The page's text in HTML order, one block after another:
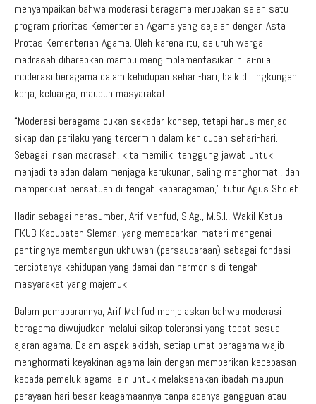
menyampaikan bahwa moderasi beragama merupakan salah satu
program prioritas Kementerian Agama yang sejalan dengan Asta
Protas Kementerian Agama. Oleh karena itu, seluruh warga
madrasah diharapkan mampu mengimplementasikan nilai-nilai
moderasi beragama dalam kehidupan sehari-hari, baik di lingkungan
kerja, keluarga, maupun masyarakat.
“Moderasi beragama bukan sekadar konsep, tetapi harus menjadi
sikap dan perilaku yang tercermin dalam kehidupan sehari-hari.
Sebagai insan madrasah, kita memiliki tanggung jawab untuk
menjadi teladan dalam menjaga kerukunan, saling menghormati, dan
memperkuat persatuan di tengah keberagaman,” tutur Agus Sholeh.
Hadir sebagai narasumber, Arif Mahfud, S.Ag., M.S.I., Wakil Ketua
FKUB Kabupaten Sleman, yang memaparkan materi mengenai
pentingnya membangun ukhuwah (persaudaraan) sebagai fondasi
terciptanya kehidupan yang damai dan harmonis di tengah
masyarakat yang majemuk.
Dalam pemaparannya, Arif Mahfud menjelaskan bahwa moderasi
beragama diwujudkan melalui sikap toleransi yang tepat sesuai
ajaran agama. Dalam aspek akidah, setiap umat beragama wajib
menghormati keyakinan agama lain dengan memberikan kebebasan
kepada pemeluk agama lain untuk melaksanakan ibadah maupun
perayaan hari besar keagamaannya tanpa adanya gangguan atau